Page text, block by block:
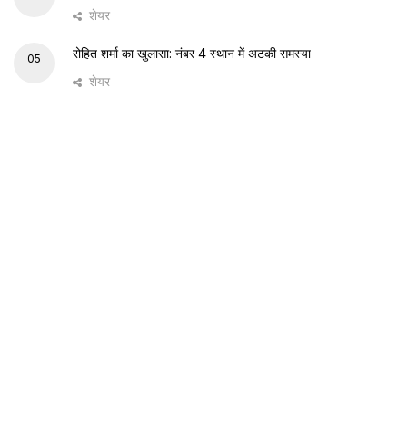
शेयर
05
रोहित शर्मा का खुलासा: नंबर 4 स्थान में अटकी समस्या
शेयर